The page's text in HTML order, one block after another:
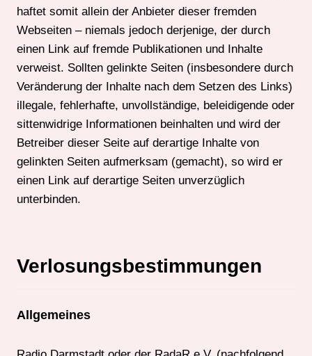
haftet somit allein der Anbieter dieser fremden
Webseiten – niemals jedoch derjenige, der durch
einen Link auf fremde Publikationen und Inhalte
verweist. Sollten gelinkte Seiten (insbesondere durch
Veränderung der Inhalte nach dem Setzen des Links)
illegale, fehlerhafte, unvollständige, beleidigende oder
sittenwidrige Informationen beinhalten und wird der
Betreiber dieser Seite auf derartige Inhalte von
gelinkten Seiten aufmerksam (gemacht), so wird er
einen Link auf derartige Seiten unverzüglich
unterbinden.
Verlosungsbestimmungen
Allgemeines